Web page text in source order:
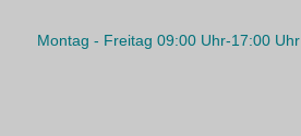
Montag - Freitag 09:00 Uhr-17:00 Uhr